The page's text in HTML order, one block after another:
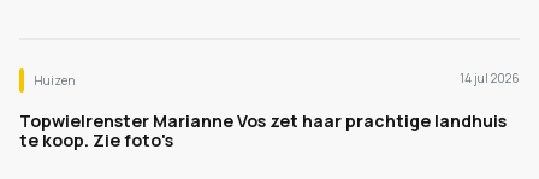
Huizen 14 jul 2026
Topwielrenster Marianne Vos zet haar prachtige landhuis
te koop. Zie foto's